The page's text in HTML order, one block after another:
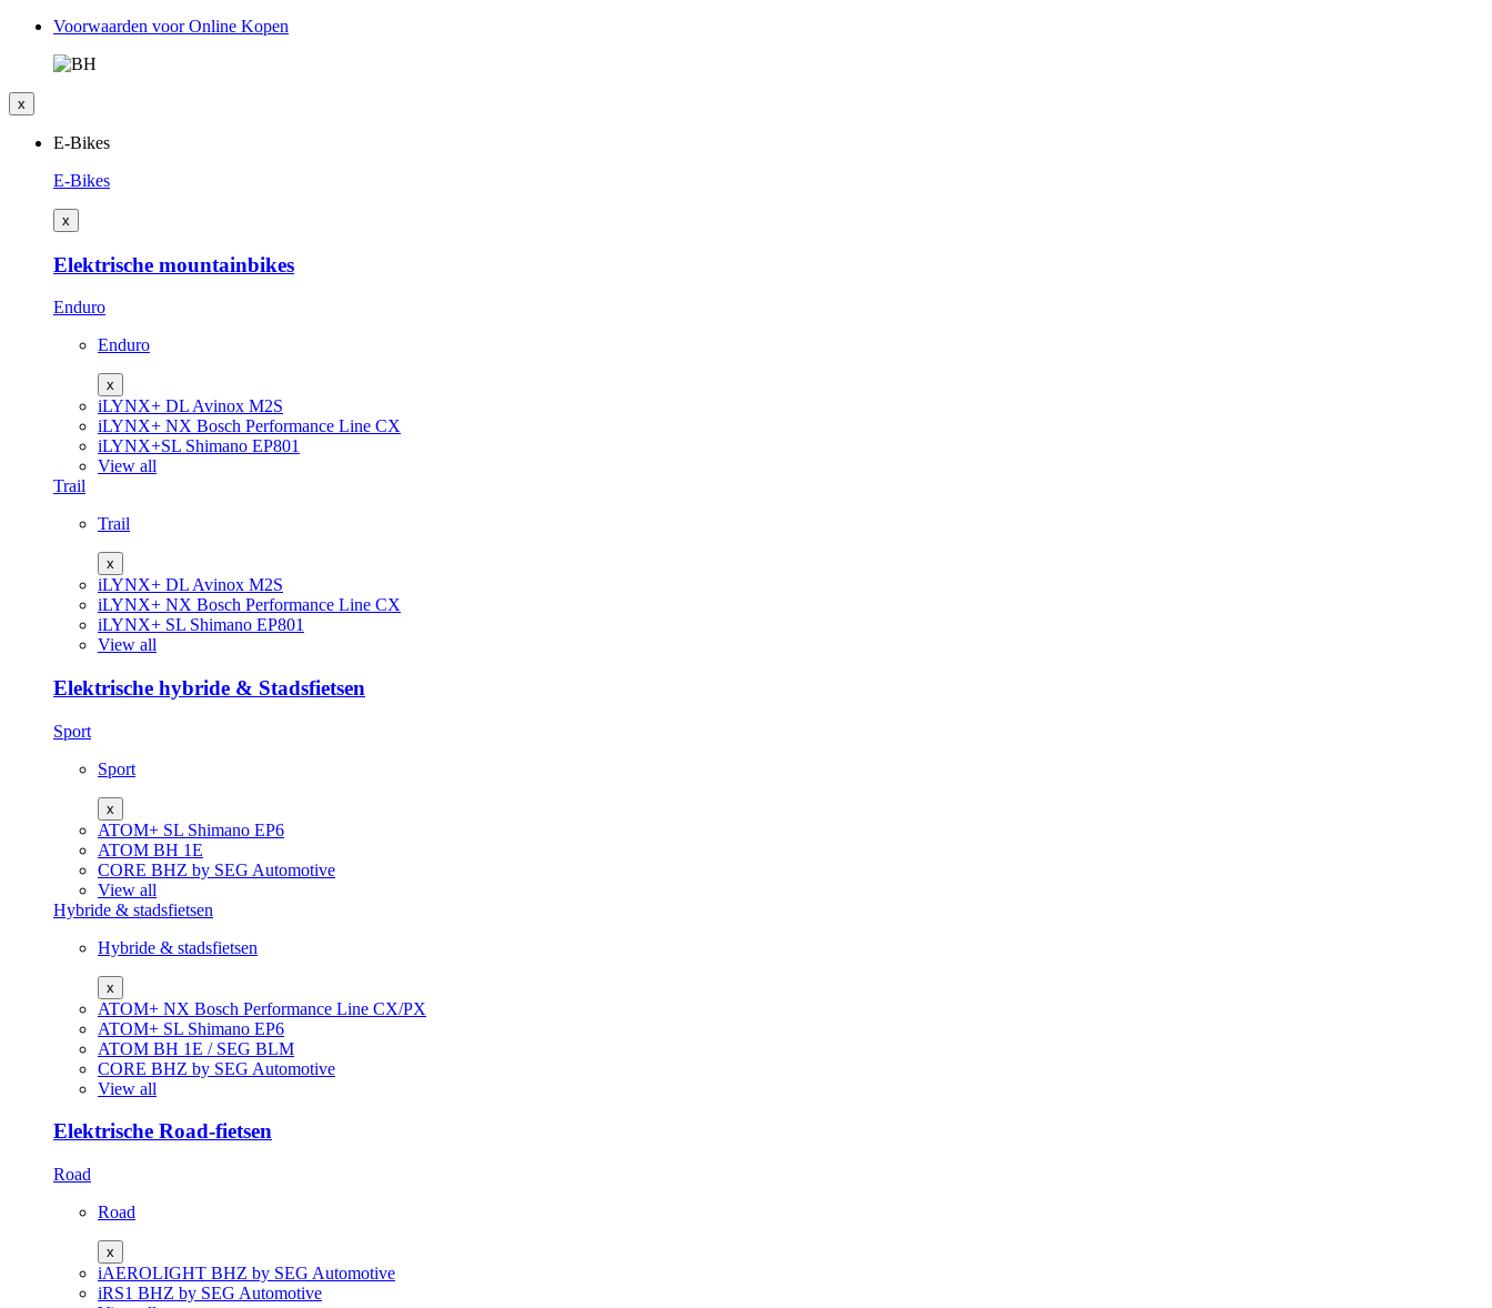
Voorwaarden voor Online Kopen
x
E-Bikes
E-Bikes
x
Elektrische mountainbikes
Enduro
Enduro
x
iLYNX+ DL Avinox M2S
iLYNX+ NX Bosch Performance Line CX
iLYNX+SL Shimano EP801
View all
Trail
Trail
x
iLYNX+ DL Avinox M2S
iLYNX+ NX Bosch Performance Line CX
iLYNX+ SL Shimano EP801
View all
Elektrische hybride & Stadsfietsen
Sport
Sport
x
ATOM+ SL Shimano EP6
ATOM BH 1E
CORE BHZ by SEG Automotive
View all
Hybride & stadsfietsen
Hybride & stadsfietsen
x
ATOM+ NX Bosch Performance Line CX/PX
ATOM+ SL Shimano EP6
ATOM BH 1E / SEG BLM
CORE BHZ by SEG Automotive
View all
Elektrische Road-fietsen
Road
Road
x
iAEROLIGHT BHZ by SEG Automotive
iRS1 BHZ by SEG Automotive